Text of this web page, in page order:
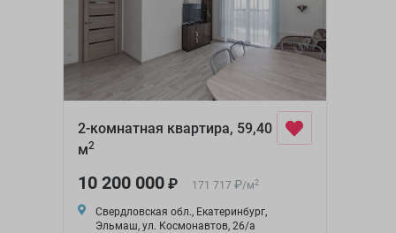
2-комнатная квартира, 59,40
м2
10 200 000₽ 171 717 ₽/м2
Свердловская обл., Екатеринбург,
Эльмаш, ул. Космонавтов, 26/а